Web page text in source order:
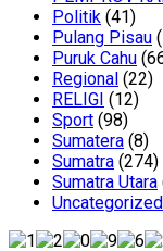
Politik (41)
Pulang Pisau
Puruk Cahu
Regional (22)
RELIGI (12)
Sport (98)
Sumatera (8)
Sumatra (274)
Sumatra Utara
Uncategorized